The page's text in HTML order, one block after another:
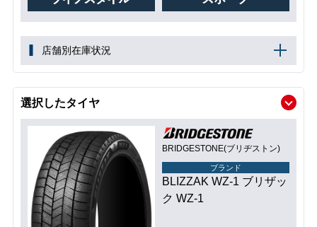
店舗別在庫状況
選択したタイヤ
BRIDGESTONE(ブリヂストン)
ブランド
BLIZZAK WZ-1 ブリザッ
ク WZ-1